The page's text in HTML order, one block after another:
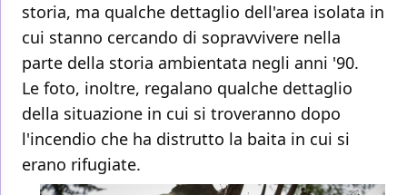
storia, ma qualche dettaglio dell'area isolata in
cui stanno cercando di sopravvivere nella
parte della storia ambientata negli anni '90.
Le foto, inoltre, regalano qualche dettaglio
della situazione in cui si troveranno dopo
l'incendio che ha distrutto la baita in cui si
erano rifugiate.